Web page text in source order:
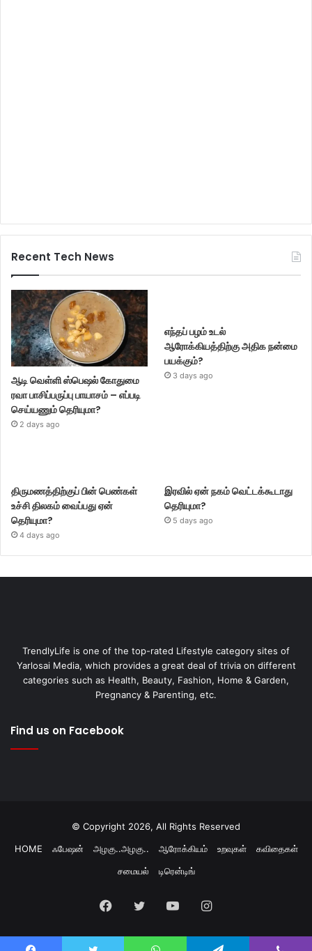
Recent Tech News
ஆடி வெள்ளி ஸ்பெஷல் கோதுமை
ரவா பாசிப்பருப்பு பாயாசம் – எப்படி
செய்யணும் தெரியுமா?
2 days ago
எந்தப் பழம் உடல்
ஆரோக்கியத்திற்கு அதிக நன்மை
பயக்கும்?
3 days ago
திருமணத்திற்குப் பின் பெண்கள்
உச்சி திலகம் வைப்பது ஏன்
தெரியுமா?
4 days ago
இரவில் ஏன் நகம் வெட்டக்கூடாது
தெரியுமா?
5 days ago
TrendlyLife is one of the top-rated Lifestyle category sites of
Yarlosai Media, which provides a great deal of trivia on different
categories such as Health, Beauty, Fashion, Home & Garden,
Pregnancy & Parenting, etc.
Find us on Facebook
© Copyright 2026, All Rights Reserved
HOME
ஃபேஷன் அழகு..அழகு.. ஆரோக்கியம் உறவுகள்
கவிதைகள்
சமையல்
டிரென்டிங்
Facebook
TwitterYouTubeInstagram